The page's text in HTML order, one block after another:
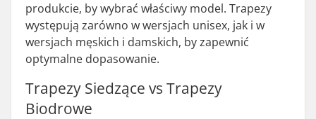
produkcie, by wybrać właściwy model. Trapezy
występują zarówno w wersjach unisex, jak i w
wersjach męskich i damskich, by zapewnić
optymalne dopasowanie.
Trapezy Siedzące vs Trapezy
Biodrowe